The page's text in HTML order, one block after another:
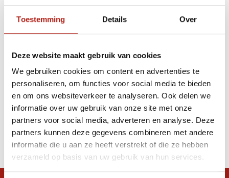
Toestemming Details Over
Deze website maakt gebruik van cookies
We gebruiken cookies om content en advertenties te
personaliseren, om functies voor social media te bieden
en om ons websiteverkeer te analyseren. Ook delen we
informatie over uw gebruik van onze site met onze
partners voor social media, adverteren en analyse. Deze
partners kunnen deze gegevens combineren met andere
informatie die u aan ze heeft verstrekt of die ze hebben
verzameld op basis van uw gebruik van hun services.
Apply filters Opro
Producten
Filter